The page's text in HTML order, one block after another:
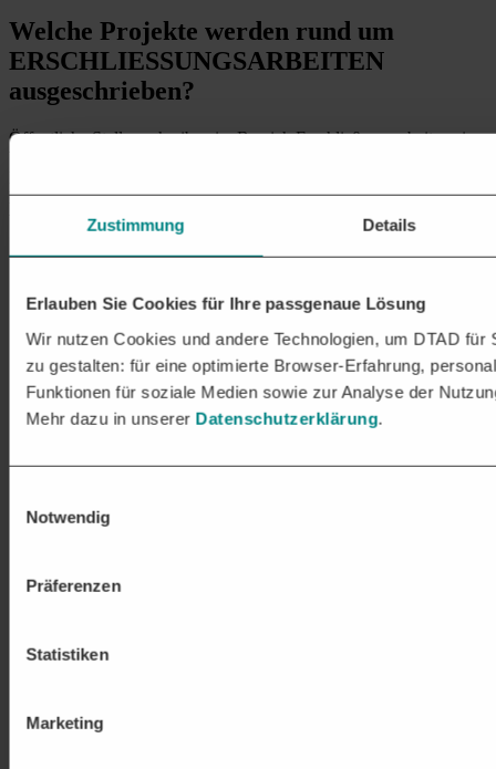
Zustimmung Details
Erlauben Sie Cookies für Ihre passgenaue Lösung
Wir nutzen Cookies und andere Technologien, um DTAD
zu gestalten: für eine optimierte Browser-Erfahrung,
Funktionen für soziale Medien sowie zur Analyse der
Mehr dazu in unserer Datenschutzerklärung.
Notwendig
Präferenzen
Statistiken
Marketing
Welche Projekte werden rund um
ERSCHLIESSUNGSARBEITEN
ausgeschrieben?
Öffentliche Stellen schreiben im Bereich Erschließungsarbeiten eine
Nutzung vorzubereiten. Typische Projekte in diesem Bereich
Straßenbau und Verkehrswege:
Bau und Ausbau von Straßen, Gehwegen und
Fahrradwegen in neuen Wohngebieten
Errichtung und Modernisierung von Verkehrswegen,
einschließlich Kreisverkehre, Kreuzungen und
Zufahrtsstraßen
Brückenausowie Bau von Unterführungen und
Überführungen zur Verbesserung der
Verkehrsüberwachungssystemen
Versorgungsleitungen und -infrastruktur
Wasserverteilungsnetzen
Installation von Gasleitungen und anderen
Versorgungsleitungen (z. B. Fernwärme)